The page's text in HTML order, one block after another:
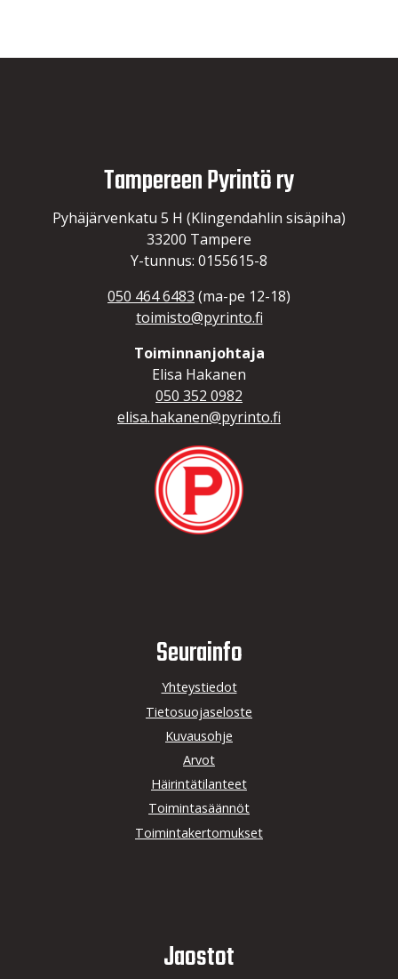
Tampereen Pyrintö ry
Pyhäjärvenkatu 5 H (Klingendahlin sisäpiha)
33200 Tampere
Y-tunnus: 0155615-8
050 464 6483 (ma-pe 12-18)
toimisto@pyrinto.fi
Toiminnanjohtaja
Elisa Hakanen
050 352 0982
elisa.hakanen@pyrinto.fi
Seurainfo
Yhteystiedot
Tietosuojaseloste
Kuvausohje
Arvot
Häirintätilanteet
Toimintasäännöt
Toimintakertomukset
Jaostot